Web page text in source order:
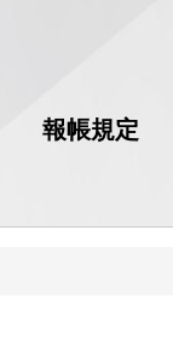
報帳規定